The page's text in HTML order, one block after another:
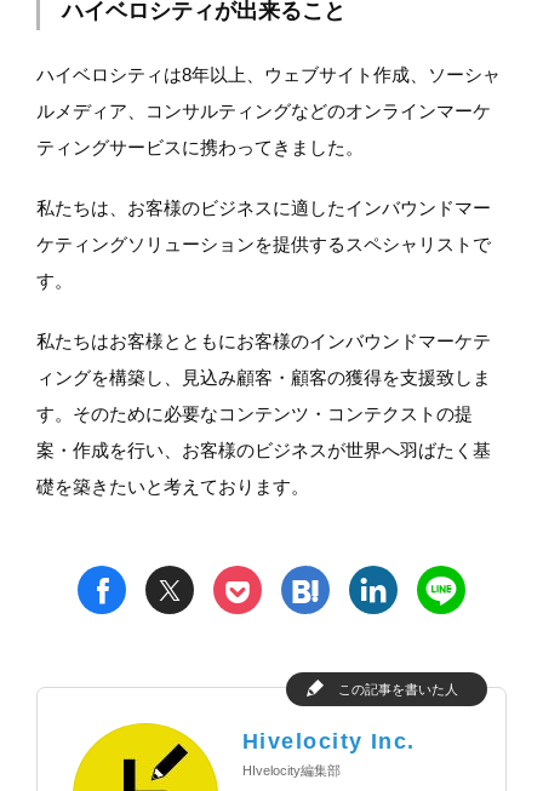
ハイベロシティが出来ること
ハイベロシティは8年以上、ウェブサイト作成、ソーシャ
ルメディア、コンサルティングなどのオンラインマーケ
ティングサービスに携わってきました。
私たちは、お客様のビジネスに適したインバウンドマー
ケティングソリューションを提供するスペシャリストで
す。
私たちはお客様とともにお客様のインバウンドマーケテ
ィングを構築し、見込み顧客・顧客の獲得を支援致しま
す。そのために必要なコンテンツ・コンテクストの提
案・作成を行い、お客様のビジネスが世界へ羽ばたく基
礎を築きたいと考えております。
f t p h l n
この記事を書いた人
Hivelocity Inc.
HIvelocity編集部